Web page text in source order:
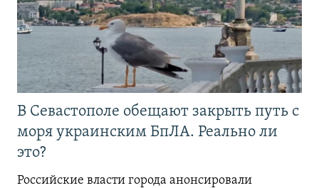
В Севастополе обещают закрыть путь с
моря украинским БпЛА. Реально ли
это?
Российские власти города анонсировали